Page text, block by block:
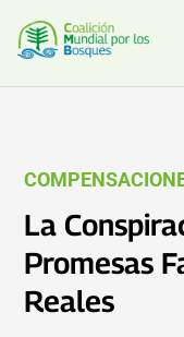
La
Promesas
Reales